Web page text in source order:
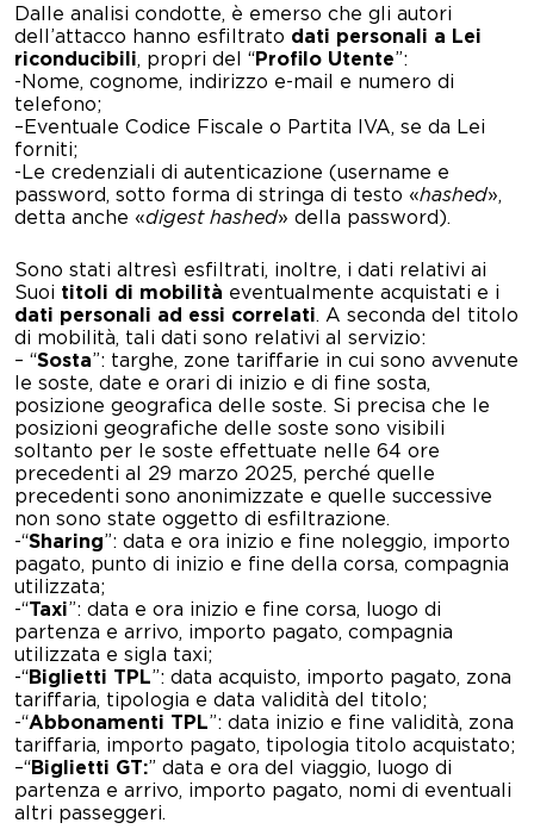
Dalle analisi condotte, è emerso che gli autori
dell’attacco hanno esfiltrato dati personali a Lei
riconducibili, propri del “Profilo Utente”:
-Nome, cognome, indirizzo e-mail e numero di
telefono;
–Eventuale Codice Fiscale o Partita IVA, se da Lei
forniti;
-Le credenziali di autenticazione (username e
password, sotto forma di stringa di testo «hashed»,
detta anche «digest hashed» della password).
Sono stati altresì esfiltrati, inoltre, i dati relativi ai
Suoi titoli di mobilità eventualmente acquistati e i
dati personali ad essi correlati. A seconda del titolo
di mobilità, tali dati sono relativi al servizio:
– “Sosta”: targhe, zone tariffarie in cui sono avvenute
le soste, date e orari di inizio e di fine sosta,
posizione geografica delle soste. Si precisa che le
posizioni geografiche delle soste sono visibili
soltanto per le soste effettuate nelle 64 ore
precedenti al 29 marzo 2025, perché quelle
precedenti sono anonimizzate e quelle successive
non sono state oggetto di esfiltrazione.
-“Sharing”: data e ora inizio e fine noleggio, importo
pagato, punto di inizio e fine della corsa, compagnia
utilizzata;
-“Taxi”: data e ora inizio e fine corsa, luogo di
partenza e arrivo, importo pagato, compagnia
utilizzata e sigla taxi;
-“Biglietti TPL”: data acquisto, importo pagato, zona
tariffaria, tipologia e data validità del titolo;
-“Abbonamenti TPL”: data inizio e fine validità, zona
tariffaria, importo pagato, tipologia titolo acquistato;
–“Biglietti GT:” data e ora del viaggio, luogo di
partenza e arrivo, importo pagato, nomi di eventuali
altri passeggeri.